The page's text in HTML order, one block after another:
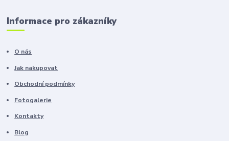
Informace pro zákazníky
O nás
Jak nakupovat
Obchodní podmínky
Fotogalerie
Kontakty
Blog